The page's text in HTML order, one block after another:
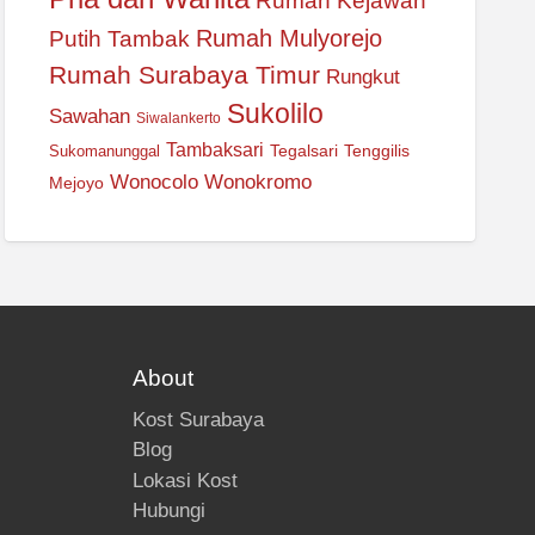
Putih Tambak Rumah Mulyorejo
Rumah Surabaya Timur Rungkut
Sawahan Siwalankerto Sukolilo
Sukomanunggal Tambaksari Tegalsari Tenggilis
Mejoyo Wonocolo Wonokromo
About
Kost Surabaya
Blog
Lokasi Kost
Hubungi